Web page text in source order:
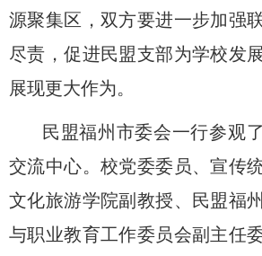
源聚集区，双方要进一步加强
尽责，促进民盟支部为学校发
展现更大作为。
民盟福州市委会一行参观了
交流中心。校党委委员、宣传
文化旅游学院副教授、民盟福
与职业教育工作委员会副主任